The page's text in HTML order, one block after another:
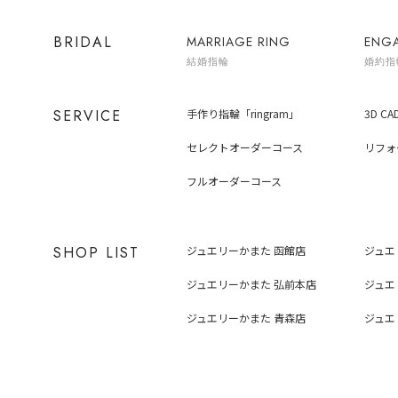
BRIDAL MARRIAGE RING
結婚指輪 婚約
SERVICE 手作り指輪「ringram」
セレクトオーダーコース
フルオーダーコース
3D
リフ
SHOP LIST ジュエリーかまた 函館店
ジュエリーかまた 弘前本店
ジュエリーかまた 青森店
ジュ
ジュ
ジュ